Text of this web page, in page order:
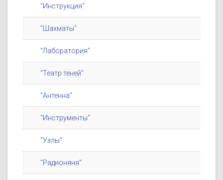
"Инструкция"
"Шахматы"
"Лаборатория"
"Театр теней"
"Антенна"
"Инструменты"
"Узлы"
"Радионяня"